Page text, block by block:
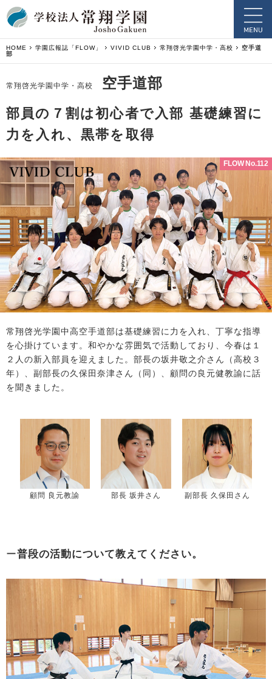
HOME 学園広報誌「FLOW」 VIVID CLUB 常翔啓光学園中学・高校
空手道
部
常翔啓光学園中学・高校 空手道部
部員の７割は初心者で入部 基礎練習に
力を入れ、黒帯を取得
FLOW No.112
常翔啓光学園中高空手道部は基礎練習に力を入れ、丁寧な指導
を心掛けています。和やかな雰囲気で活動しており、今春は１
２人の新入部員を迎えました。部長の坂井敬之介さん（高校３
年）、副部長の久保田奈津さん（同）、顧問の良元健教諭に話
を聞きました。
顧問 良元教諭 部長 坂井さん 副部長 久保田さん
ー普段の活動について教えてください。